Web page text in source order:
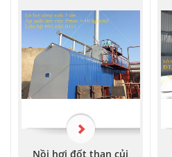
Nồi hơi đốt than củi